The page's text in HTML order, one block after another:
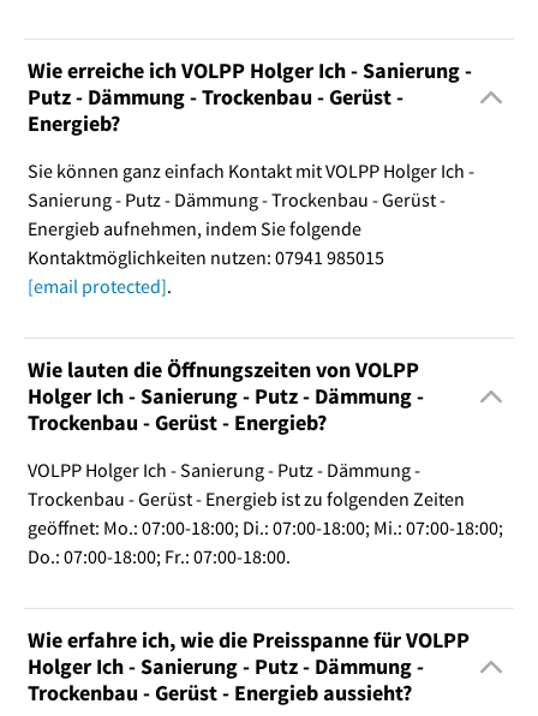
Wie erreiche ich VOLPP Holger Ich - Sanierung -
Putz - Dämmung - Trockenbau - Gerüst -
Energieb?
Sie können ganz einfach Kontakt mit VOLPP Holger Ich -
Sanierung - Putz - Dämmung - Trockenbau - Gerüst -
Energieb aufnehmen, indem Sie folgende
Kontaktmöglichkeiten nutzen: 07941 985015
[email protected].
Wie lauten die Öffnungszeiten von VOLPP
Holger Ich - Sanierung - Putz - Dämmung -
Trockenbau - Gerüst - Energieb?
VOLPP Holger Ich - Sanierung - Putz - Dämmung -
Trockenbau - Gerüst - Energieb ist zu folgenden Zeiten
geöffnet: Mo.: 07:00-18:00; Di.: 07:00-18:00; Mi.: 07:00-18:00;
Do.: 07:00-18:00; Fr.: 07:00-18:00.
Wie erfahre ich, wie die Preisspanne für VOLPP
Holger Ich - Sanierung - Putz - Dämmung -
Trockenbau - Gerüst - Energieb aussieht?